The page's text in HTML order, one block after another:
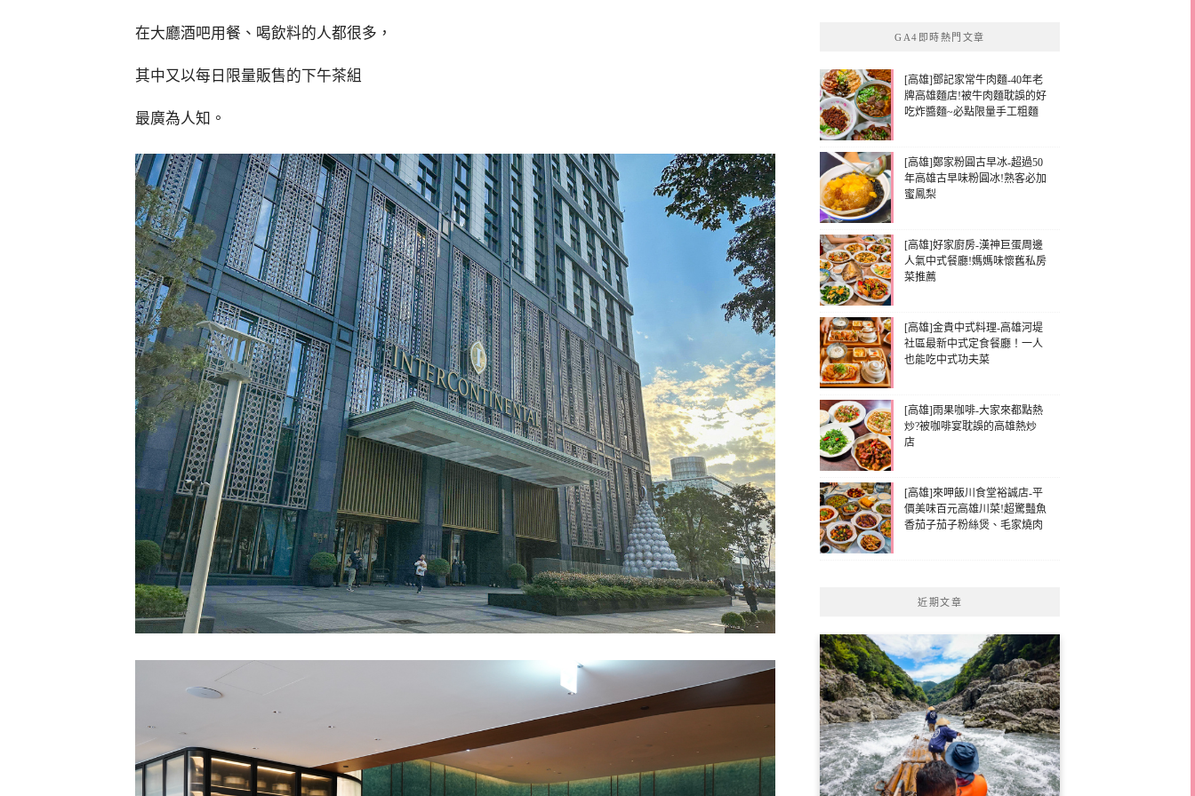
在大廳酒吧用餐、喝飲料的人都很多，
其中又以每日限量販售的下午茶組
最廣為人知。
GA4即時熱門文章
[高雄]鄧記家常牛肉麵-40年老
牌高雄麵店!被牛肉麵耽誤的好
吃炸醬麵~必點限量手工粗麵
[高雄]鄭家粉圓古早冰-超過50
年高雄古早味粉圓冰!熟客必加
蜜鳳梨
[高雄]好家廚房-漢神巨蛋周邊
人氣中式餐廳!媽媽味懷舊私房
菜推薦
[高雄]金貴中式料理-高雄河堤
社區最新中式定食餐廳！一人
也能吃中式功夫菜
[高雄]雨果咖啡-大家來都點熱
炒?被咖啡宴耽誤的高雄熱炒
店
[高雄]來呷飯川食堂裕誠店-平
價美味百元高雄川菜!超驚豔魚
香茄子茄子粉絲煲、毛家燒肉
近期文章